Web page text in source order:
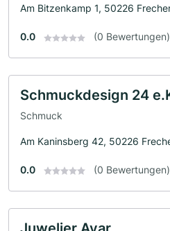
Am Bitzenkamp 1, 50226
0.0 (0 Bewertungen)
Schmuckdesign 24
Schmuck
Am Kaninsberg 42, 50226
0.0 (0 Bewertungen)